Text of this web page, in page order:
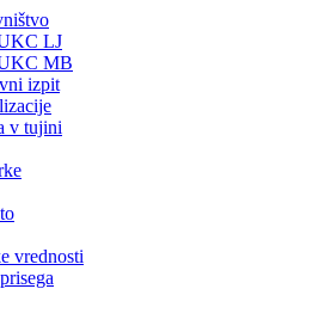
LJ
MB
izpit
v tujini
vrednosti